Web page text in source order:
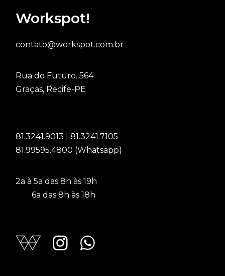
Workspot!
contato@workspot.com.br
Rua do Futuro. 564
Graças, Recife-PE
81.3241.9013 | 81.3241.7105
81.99595.4800 (Whatsapp)
2a à 5a das 8h às 19h
6a das 8h às 18h